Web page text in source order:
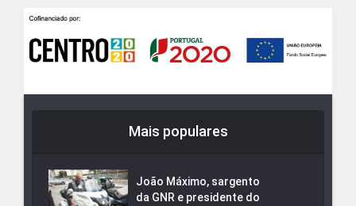
Mais populares
João Máximo, sargento
da GNR e presidente do